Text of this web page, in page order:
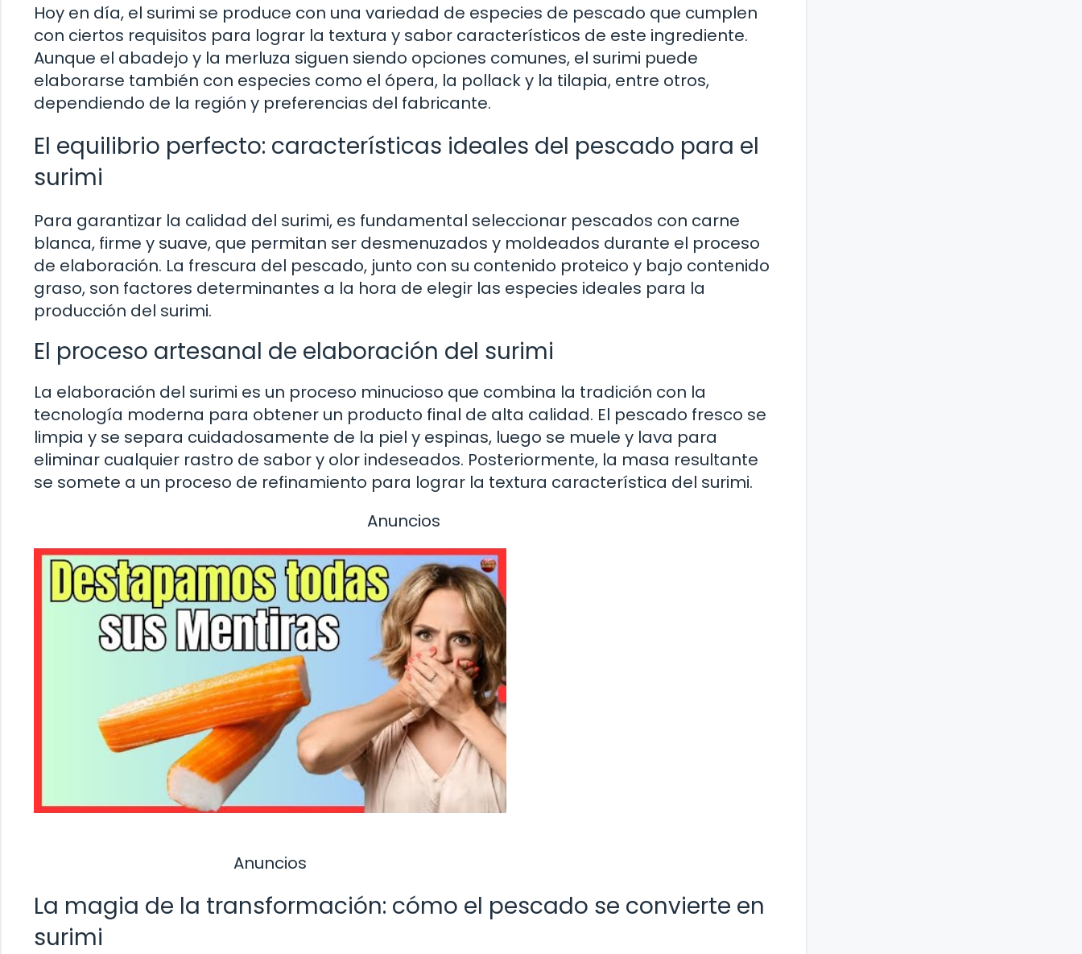
Hoy en día, el surimi se produce con una variedad de especies de pescado que cumplen
con ciertos requisitos para lograr la textura y sabor característicos de este ingrediente.
Aunque el abadejo y la merluza siguen siendo opciones comunes, el surimi puede
elaborarse también con especies como el ópera, la pollack y la tilapia, entre otros,
dependiendo de la región y preferencias del fabricante.
El equilibrio perfecto: características ideales del pescado para el
surimi
Para garantizar la calidad del surimi, es fundamental seleccionar pescados con carne
blanca, firme y suave, que permitan ser desmenuzados y moldeados durante el proceso
de elaboración. La frescura del pescado, junto con su contenido proteico y bajo contenido
graso, son factores determinantes a la hora de elegir las especies ideales para la
producción del surimi.
El proceso artesanal de elaboración del surimi
La elaboración del surimi es un proceso minucioso que combina la tradición con la
tecnología moderna para obtener un producto final de alta calidad. El pescado fresco se
limpia y se separa cuidadosamente de la piel y espinas, luego se muele y lava para
eliminar cualquier rastro de sabor y olor indeseados. Posteriormente, la masa resultante
se somete a un proceso de refinamiento para lograr la textura característica del surimi.
Anuncios
Anuncios
La magia de la transformación: cómo el pescado se convierte en
surimi